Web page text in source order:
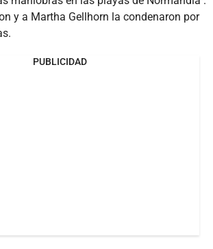
y a Martha Gellhorn la condenaron por
PUBLICIDAD